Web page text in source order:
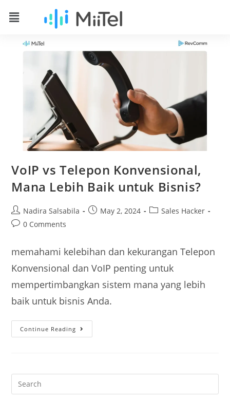
VoIP vs Telepon Konvensional,
Mana Lebih Baik untuk Bisnis?
Nadira Salsabila May 2, 2024
Sales Hacker
0 Comments
memahami kelebihan dan kekurangan Telepon
Konvensional dan VoIP penting untuk
mempertimbangkan sistem mana yang lebih
baik untuk bisnis Anda.
Continue Reading